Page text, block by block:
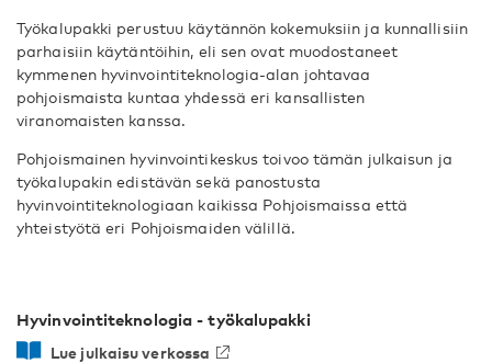
Työkalupakki perustuu käytännön kokemuksiin ja kunnallisiin
parhaisiin käytäntöihin, eli sen ovat muodostaneet
kymmenen hyvinvointiteknologia-alan johtavaa
pohjoismaista kuntaa yhdessä eri kansallisten
viranomaisten kanssa.
Pohjoismainen hyvinvointikeskus toivoo tämän julkaisun ja
työkalupakin edistävän sekä panostusta
hyvinvointiteknologiaan kaikissa Pohjoismaissa että
yhteistyötä eri Pohjoismaiden välillä.
Hyvinvointiteknologia - työkalupakki
Lue julkaisu verkossa